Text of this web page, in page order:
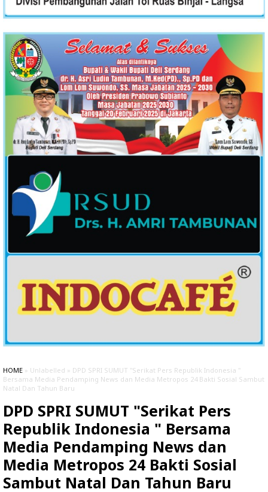
HOME » Unlabelled » DPD SPRI SUMUT "Serikat Pers Republik Indonesia "
Bersama Media Pendamping News dan Media Metropos 24 Bakti Sosial Sambut
Natal Dan Tahun Baru
DPD SPRI SUMUT "Serikat Pers
Republik Indonesia " Bersama
Media Pendamping News dan
Media Metropos 24 Bakti Sosial
Sambut Natal Dan Tahun Baru